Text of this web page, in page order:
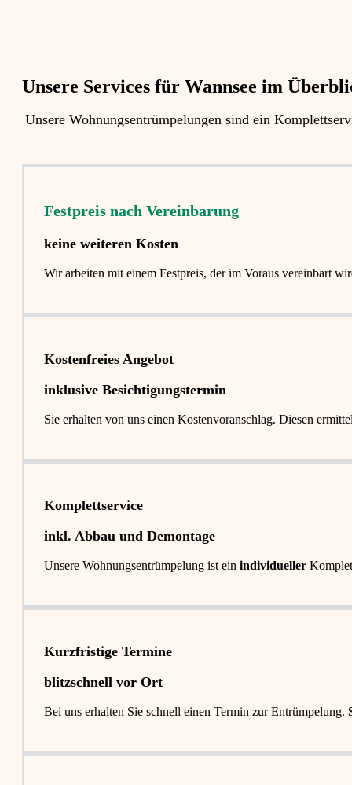
Unsere Services für Wannsee im
Unsere Wohnungsentrümpelungen sind ein
Festpreis nach Vereinbarung
keine weiteren Kosten
Wir arbeiten mit einem Festpreis, der im Voraus vereinbart
Kostenfreies Angebot
inklusive Besichtigungstermin
Sie erhalten von uns einen Kostenvoranschlag. Diesen
Komplettservice​
inkl. Abbau und Demontage​
Unsere Wohnungsentrümpelung ist ein individueller
Kurzfristige Termine​
blitzschnell vor Ort
Bei uns erhalten Sie schnell einen Termin zur Entrümpelung.